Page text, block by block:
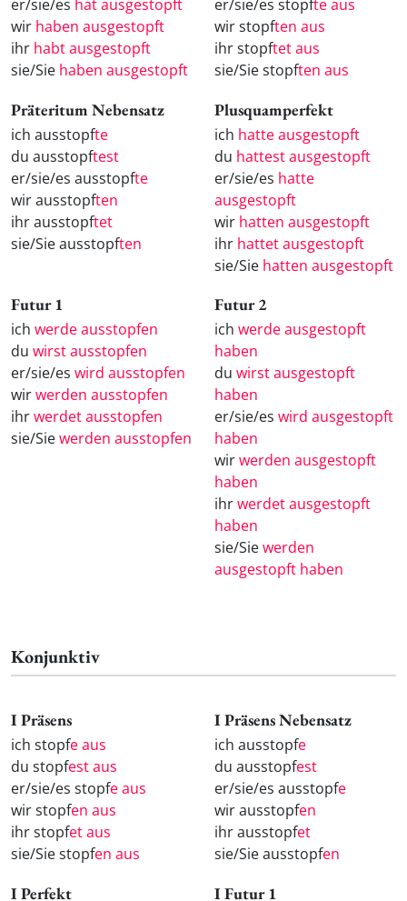
er/sie/es hat ausgestopft
wir haben ausgestopft
ihr habt ausgestopft
sie/Sie haben ausgestopft
er/sie/es stopfte aus
wir stopften aus
ihr stopftet aus
sie/Sie stopften aus
Präteritum Nebensatz
ich ausstopfte
du ausstopftest
er/sie/es ausstopfte
wir ausstopften
ihr ausstopftet
sie/Sie ausstopften
Plusquamperfekt
ich hatte ausgestopft
du hattest ausgestopft
er/sie/es hatte
ausgestopft
wir hatten ausgestopft
ihr hattet ausgestopft
sie/Sie hatten ausgestopft
Futur 1
ich werde ausstopfen
du wirst ausstopfen
er/sie/es wird ausstopfen
wirwerden ausstopfen
ihrwerdet ausstopfen
sie/Siewerden ausstopfen
Futur 2
ich werde ausgestopft
haben
du wirst ausgestopft
haben
er/sie/es wird ausgestopft
haben
wirwerden ausgestopft
haben
ihrwerdet ausgestopft
haben
sie/Siewerden
ausgestopft haben
Konjunktiv
I Präsens
ich stopfe aus
du stopfest aus
er/sie/es stopfe aus
wir stopfen aus
ihr stopfet aus
sie/Sie stopfen aus
I Präsens Nebensatz
ich ausstopfe
du ausstopfest
er/sie/es ausstopfe
wir ausstopfen
ihr ausstopfet
sie/Sie ausstopfen
I Perfekt I Futur 1